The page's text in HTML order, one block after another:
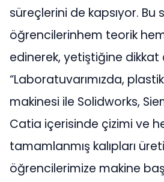
süreçlerini de kapsıyor. Bu
öğrencilerinhem teorik
edinerek, yetiştiğine dikkat
“Laboratuvarımızda,
makinesi ile Solidworks,
Catia içerisinde çizimi ve
tamamlanmış kalıpları
öğrencilerimize makine